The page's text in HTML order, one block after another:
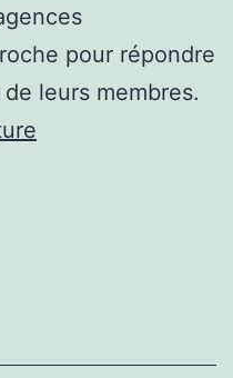
pour répondre
leurs membres.